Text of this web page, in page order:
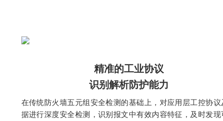
精准的工业协议
识别解析防护能力
在传统防火墙五元组安全检测的基础上，对应用层工控协议
据进行深度安全检测，识别报文中有效内容特征，及时发现